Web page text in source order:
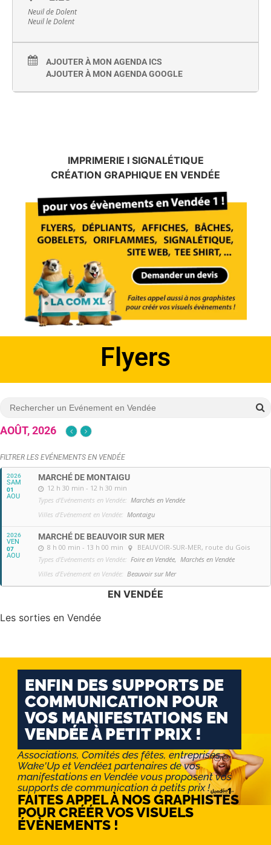
Neuil de Dolent
Neuil le Dolent
AJOUTER À MON AGENDA ICS
AJOUTER À MON AGENDA GOOGLE
IMPRIMERIE I SIGNALÉTIQUE
CRÉATION GRAPHIQUE EN VENDÉE
Affiches
AOÛT, 2026
FILTRER LES EVÉNEMENTS EN VENDÉE
2026
SAM
01
AOU
MARCHÉ DE MONTAIGU
12 h 30 min - 12 h 30 min
Types d'Evénements en Vendée: Marchés en Vendée
Villes d'Evénement en Vendée: Montaigu
2026
VEN
07
AOU
MARCHÉ DE BEAUVOIR SUR MER
8 h 00 min - 13 h 00 min BEAUVOIR-SUR-MER, route du Gois
Types d'Evénements en Vendée: Foire en Vendée, Marchés en Vendée
Villes d'Evénement en Vendée: Beauvoir sur Mer
EN VENDÉE
Les sorties en Vendée
ENFIN DES SUPPORTS DE
COMMUNICATION POUR
VOS MANIFESTATIONS EN
VENDÉE À PETIT PRIX !
Associations, Comités des fêtes, entreprises :
Wake'Up et Vendée1 partenaires de vos
manifestations en Vendée vous proposent vos
supports de communication à petits prix !
FAITES APPEL À NOS GRAPHISTES
POUR CRÉÉR VOS VISUELS
ÉVÈNEMENTS !